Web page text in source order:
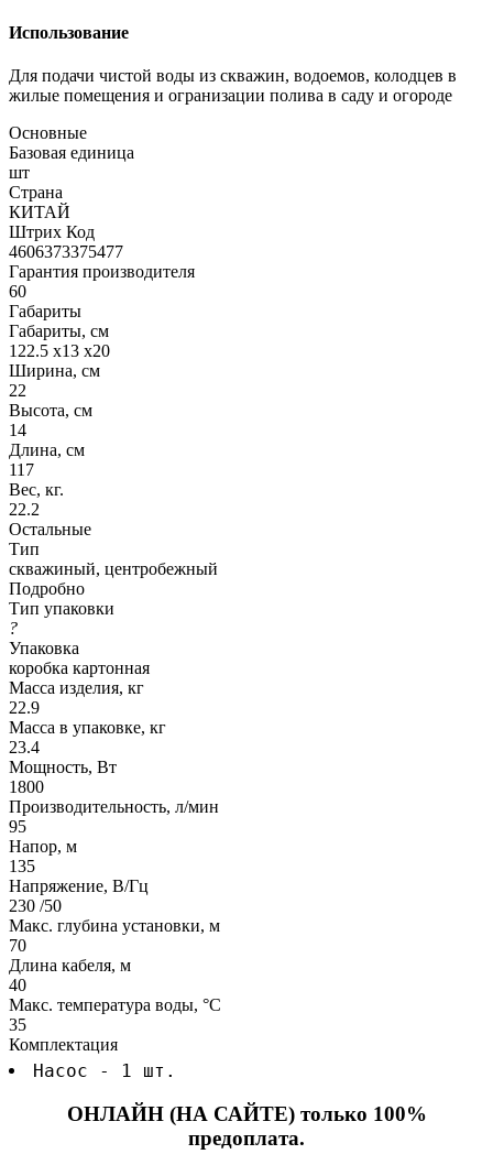
Использование
Для подачи чистой воды из скважин, водоемов, колодцев в
жилые помещения и огранизации полива в саду и огороде
Основные
Базовая единица
шт
Страна
КИТАЙ
Штрих Код
4606373375477
Гарантия производителя
60
Габариты
Габариты, см
122.5 х13 х20
Ширина, см
22
Высота, см
14
Длина, см
117
Вес, кг.
22.2
Остальные
Тип
скважиный, центробежный
Подробно
Тип упаковки
?
Упаковка
коробка картонная
Масса изделия, кг
22.9
Масса в упаковке, кг
23.4
Мощность, Вт
1800
Производительность, л/мин
95
Напор, м
135
Напряжение, В/Гц
230 /50
Макс. глубина установки, м
70
Длина кабеля, м
40
Макс. температура воды, °C
35
Комплектация
Насос - 1 шт.
ОНЛАЙН (НА САЙТЕ) только 100%
предоплата.